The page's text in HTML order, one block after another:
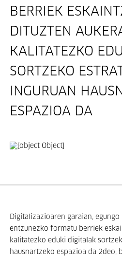
BERRIEK
DITUZTEN
KALITATEZKO
SORTZEKO
INGURUAN
ESPAZIOA DA
Digitalizazioaren garaian,
entzunezko formatu berriek
kalitatezko eduki digitalak
hausnartzeko espazioa da 2deo,